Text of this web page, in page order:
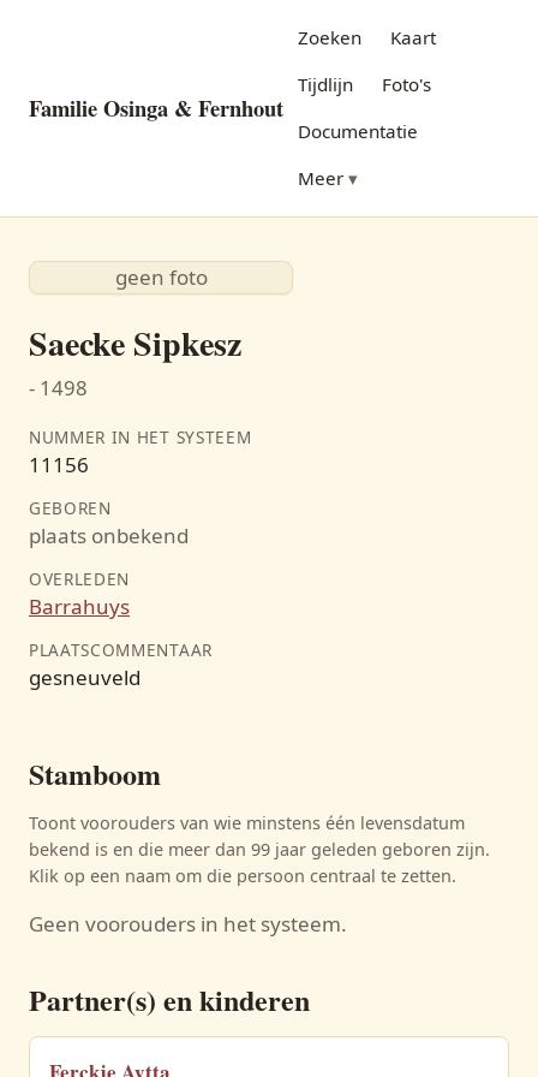
Familie Osinga & Fernhout
Zoeken
Kaart
Tijdlijn
Foto's
Documentatie
Meer
geen foto
Saecke Sipkesz
- 1498
NUMMER IN HET SYSTEEM
11156
GEBOREN
plaats onbekend
OVERLEDEN
Barrahuys
PLAATSCOMMENTAAR
gesneuveld
Stamboom
Toont voorouders van wie minstens één levensdatum
bekend is en die meer dan 99 jaar geleden geboren zijn.
Klik op een naam om die persoon centraal te zetten.
Geen voorouders in het systeem.
Partner(s) en kinderen